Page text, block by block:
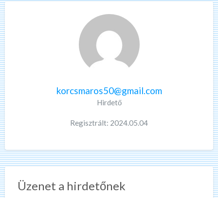
korcsmaros50@gmail.com
Hirdető
Regisztrált: 2024.05.04
Üzenet a hirdetőnek